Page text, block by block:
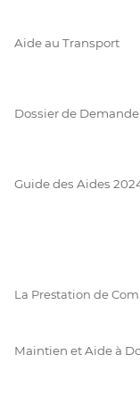
Aide au Transport
Dossier de Demande
Guide des Aides
La Prestation de
Maintien et Aide à